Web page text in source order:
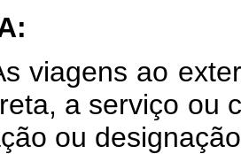
viagens ao
a serviço ou
ou